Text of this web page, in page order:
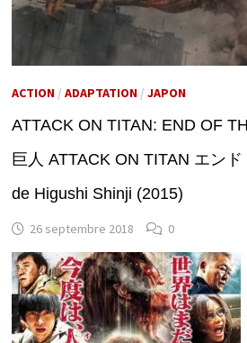
ACTION/ ADAPTATION/ JAPON
ATTACK ON TITAN: END OF
巨人 ATTACK ON TITAN エン
de Higushi Shinji (2015)
26 septembre 2018 0